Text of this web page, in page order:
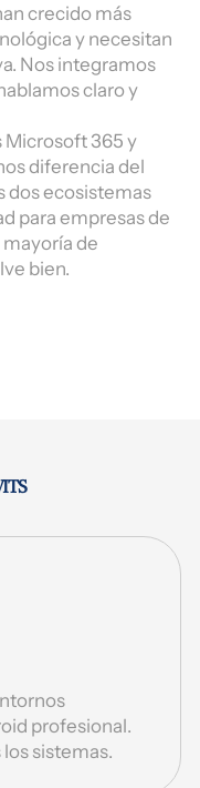
crecido más
y necesitan
Nos integramos
claro y
Microsoft 365 y
diferencia del
dos ecosistemas
para empresas de
mayoría de
bien.
profesional.
sistemas.